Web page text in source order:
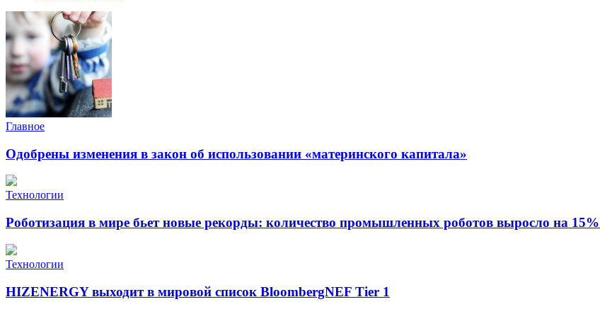
Главное
Одобрены изменения в закон об использовании «материнского капитала»
Технологии
Роботизация в мире бьет новые рекорды: количество промышленных роботов выросло на 15%
Технологии
HIZENERGY выходит в мировой список BloombergNEF Tier 1